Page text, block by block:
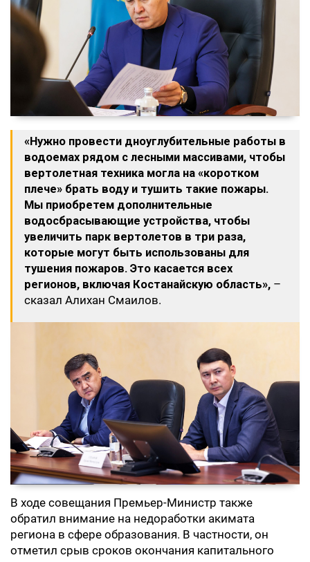
«Нужно провести дноуглубительные работы в
водоемах рядом с лесными массивами, чтобы
вертолетная техника могла на «коротком
плече» брать воду и тушить такие пожары.
Мы приобретем дополнительные
водосбрасывающие устройства, чтобы
увеличить парк вертолетов в три раза,
которые могут быть использованы для
тушения пожаров. Это касается всех
регионов, включая Костанайскую область», –
сказал Алихан Смаилов.
В ходе совещания Премьер-Министр также
обратил внимание на недоработки акимата
региона в сфере образования. В частности, он
отметил срыв сроков окончания капитального